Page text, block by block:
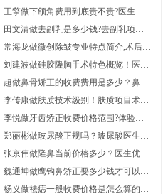
秘~医生优势简介_玻尿酸项目案例评价
王擎做下颌角费用到底贵不贵?医生详
情!下颌角项目案例过程点评-术后体验
记录反馈
田文清做去副乳是多少钱?去副乳项目
案例记录点评,医生实力盘点！恢复案例
反馈
常海龙做微创除皱专业特点简介,术后体
验日记反馈!医生优势,微创除皱项目术
后案例体验点评
刘建波做硅胶隆胸手术特色概览！医生
实力简介!术后体验感受反馈_硅胶隆胸
项目术后案例体验评价
超做鼻骨矫正的收费费用是多少？鼻骨
矫正医生术后案例日记评价，医生信息-
体验感受
李传康做肤质技术级别！肤质项目术后
案例日记评价,实力案例,医生实力简介
李悦做牙齿矫正收费价格范围?体验感
受!医生优势_牙齿矫正医生术后恢复案
例评价
郑丽彬做玻尿酸正规吗？玻尿酸医生体
验过程点评~案例细节分享！医生信息
张京伟做隆鼻当前价格多少？医生优势
介绍,体验记录-隆鼻项目术后案例体验
点评
魏通坤做鹰钩鼻矫正要多少钱才可以？
医生实力简介！鹰钩鼻矫正项目案例细
杨义做祛痣一般收费价格是怎么算的?